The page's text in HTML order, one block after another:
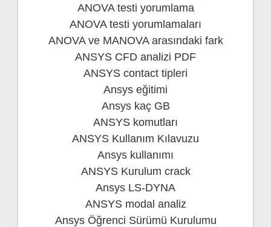
ANOVA testi yorumlama
ANOVA testi yorumlamaları
ANOVA ve MANOVA arasındaki fark
ANSYS CFD analizi PDF
ANSYS contact tipleri
Ansys eğitimi
Ansys kaç GB
ANSYS komutları
ANSYS Kullanım Kılavuzu
Ansys kullanımı
ANSYS Kurulum crack
Ansys LS-DYNA
ANSYS modal analiz
Ansys Öğrenci Sürümü Kurulumu